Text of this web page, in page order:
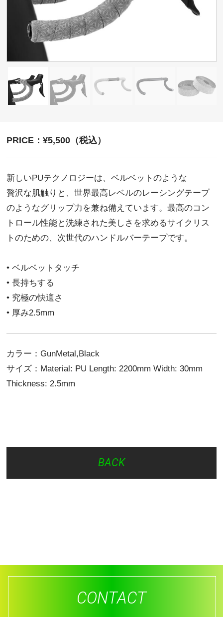
PRICE：¥5,500（税込）
新しいPUテクノロジーは、ベルベットのような
贅沢な肌触りと、世界最高レベルのレーシングテープ
のようなグリップ力を兼ね備えています。最高のコン
トロール性能と洗練された美しさを求めるサイクリス
トのための、次世代のハンドルバーテープです。
• ベルベットタッチ
• 長持ちする
• 究極の快適さ
• 厚み2.5mm
カラー：GunMetal,Black
サイズ：Material: PU Length: 2200mm Width: 30mm
Thickness: 2.5mm
BACK
CONTACT